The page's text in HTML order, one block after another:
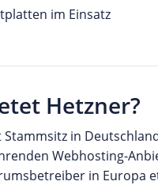
im Einsatz
Hetzner?
Stammsitz in
Webhosting-
in Europa